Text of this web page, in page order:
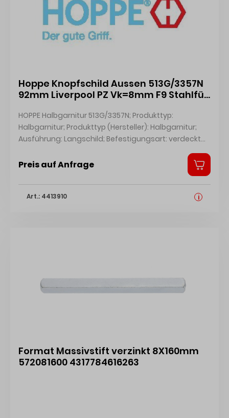
Hoppe Knopfschild Aussen 513G/3357N
92mm Liverpool PZ Vk=8mm F9 Stahlfür
HOPPE Halbgarnitur 513G/3357N; Produkttyp:
Halbgarnitur; Produkttyp (Hersteller): Halbgarnitur;
Ausführung: Langschild; Befestigungsart: verdeckt
verschraubt; Befestigungstechnik: mit Stütznocken;
Form: oval; Material: Aluminium; Material
Unterkonstruktion: Zamak; Form Türgriff (außen):
halbrund; Ausführung Türgriff (außen): fest; Breite
Türgriff (außen): 101 mm; Länge Türgriff (außen): 122
mm; DIN-Richtung: DIN Links-Rechts; Farbe: grau;
Farbton: stahlfarbig; Oberfläche: eloxiert; Ausführung
Preis auf Anfrage
Art.: 4413910 i
Format Massivstift verzinkt 8X160mm
572081600 4317784616263